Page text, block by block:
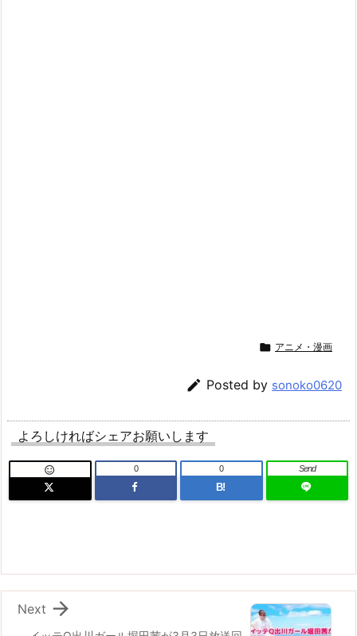
 アニメ・漫画
 Posted by sonoko0620
よろしければシェアお願いします
 0
B!
0 Send

Next